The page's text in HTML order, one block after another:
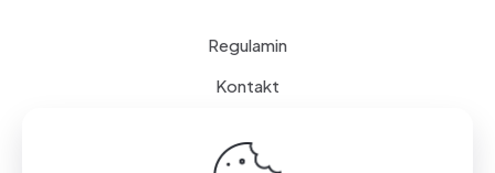
Regulamin
Kontakt
FAQ